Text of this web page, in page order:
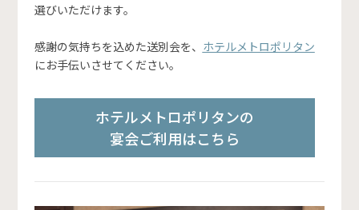
選びいただけます。
感謝の気持ちを込めた送別会を、 ホテルメトロポリタン
にお手伝いさせてください。
ホテルメトロポリタンの
宴会ご利用はこちら